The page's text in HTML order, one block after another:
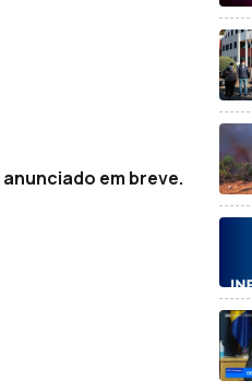
em breve.